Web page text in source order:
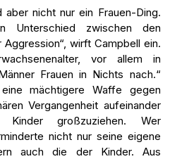
nicht nur ein Frauen-Ding.
Unterschied zwischen den
wirft Campbell ein.
vor allem in
Frauen in Nichts nach.“
mächtigere Waffe gegen
Vergangenheit aufeinander
großzuziehen. Wer
nicht nur seine eigene
auch die der Kinder. Aus